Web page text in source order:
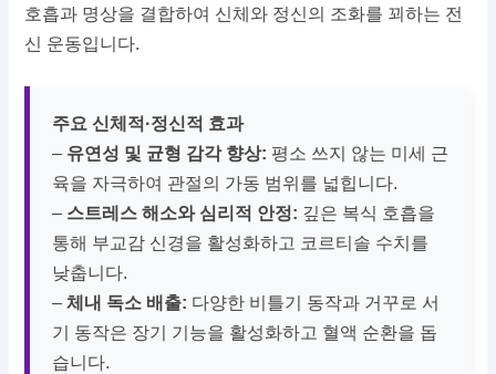
호흡과 명상을 결합하여 신체와 정신의 조화를 꾀하는 전
신 운동입니다.
주요 신체적·정신적 효과
– 유연성 및 균형 감각 향상: 평소 쓰지 않는 미세 근
육을 자극하여 관절의 가동 범위를 넓힙니다.
– 스트레스 해소와 심리적 안정: 깊은 복식 호흡을
통해 부교감 신경을 활성화하고 코르티솔 수치를
낮춥니다.
–체내 독소 배출: 다양한 비틀기 동작과 거꾸로 서
기 동작은 장기 기능을 활성화하고 혈액 순환을 돕
습니다.